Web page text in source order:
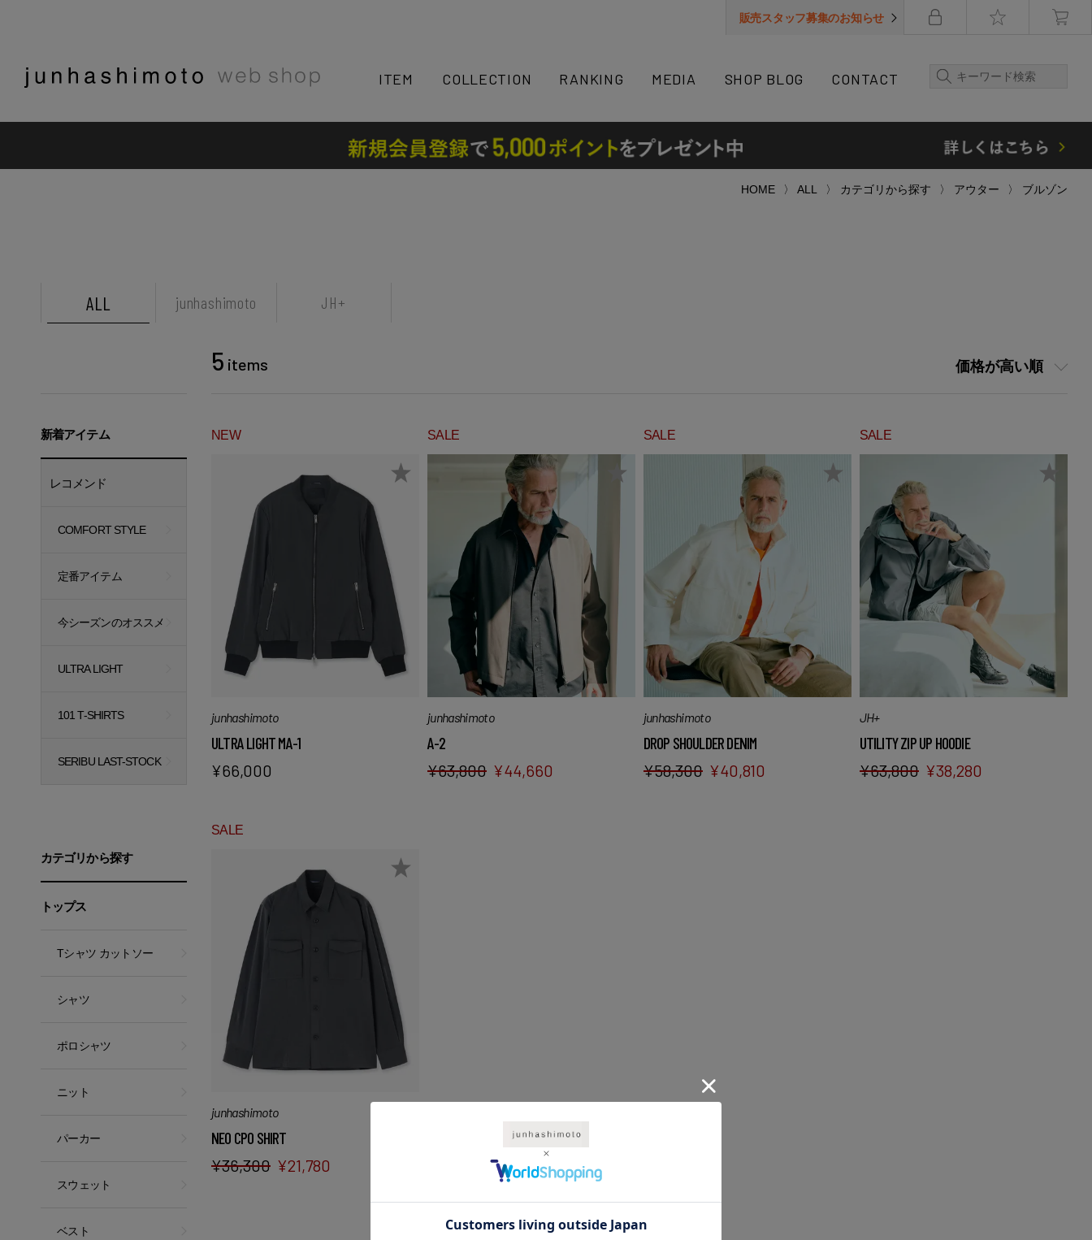
販売スタッフ募集のお知らせ
ITEM COLLECTION RANKING MEDIA SHOP BLOG CONTACT
検索
HOME ALL カテゴリから探す アウター ブルゾン
ALL junhashimoto JH+
新着アイテム
レコメンド
COMFORT STYLE
定番アイテム
今シーズンのオススメ
ULTRA LIGHT
101 T-SHIRTS
SERIBU LAST-STOCK
カテゴリから探す
トップス
Tシャツ カットソー
シャツ
ポロシャツ
ニット
パーカー
スウェット
ベスト
価格が高い順
5 items
NEW
junhashimoto
ULTRA LIGHT MA-1
¥66,000
SALE
junhashimoto
A-2
¥63,800 ¥44,660
SALE
junhashimoto
DROP SHOULDER DENIM
¥58,300 ¥40,810
SALE
JH+
UTILITY ZIP UP HOODIE
¥63,800 ¥38,280
SALE
junhashimoto
NEO CPO SHIRT
¥36,300 ¥21,780